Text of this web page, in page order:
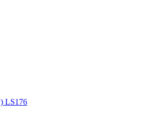
LS176